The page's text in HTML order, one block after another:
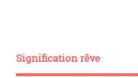
Signification rêve